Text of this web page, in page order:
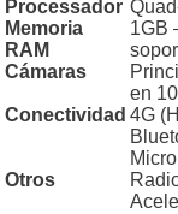
Processador
Memoria
RAM
1GB
Cámaras
en
Conectividad 4G
Otros